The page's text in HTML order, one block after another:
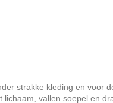
strakke kleding en voor
vallen soepel en